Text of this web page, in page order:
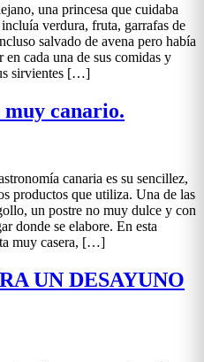
una princesa que cuidaba
verdura, fruta, garrafas de
salvado de avena pero había
en cada una de sus comidas y
sirvientes […]
canario.
canaria es su sencillez,
productos que utiliza. Una de las
un postre no muy dulce y con
donde se elabore. En esta
muy casera, […]
UN DESAYUNO